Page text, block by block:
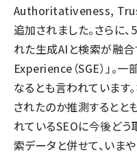
Authoritativeness,
追加されました。さらに
れた生成AIと検索が融
Experience（SGE）」。
なるとも言われています
されたのか推測するとと
れているSEOに今後どう
索データと併せて、いま